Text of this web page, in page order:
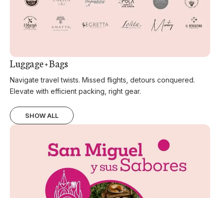
Luggage + Bags
Navigate travel twists. Missed flights, detours conquered.
Elevate with efficient packing, right gear.
SHOW ALL